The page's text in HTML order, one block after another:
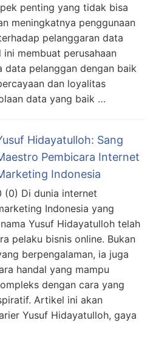
penting yang tidak bisa
meningkatnya penggunaan
pelanggaran data
membuat perusahaan
data pelanggan dengan baik
dan loyalitas
data yang baik …
Hidayatulloh: Sang
Pembicara Internet
Indonesia
(0) Di dunia internet
Indonesia yang
Yusuf Hidayatulloh telah
pelaku bisnis online. Bukan
berpengalaman, ia juga
handal yang mampu
dengan cara yang
Artikel ini akan
Yusuf Hidayatulloh, gaya